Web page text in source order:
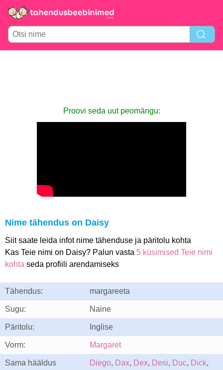
Proovi seda uut peomängu:
Nime tähendus on Daisy
Siit saate leida infot nime tähenduse ja päritolu kohta
Kas Teie nimi on Daisy? Palun vasta 5 küsimised Teie nimi
kohta seda profiili arendamiseks
Tähendus: margareeta
Sugu: Naine
Päritolu: Inglise
Vorm: Margaret
Sama hääldus
Diego, Dax, Dex, Desi, Duc, Dick,